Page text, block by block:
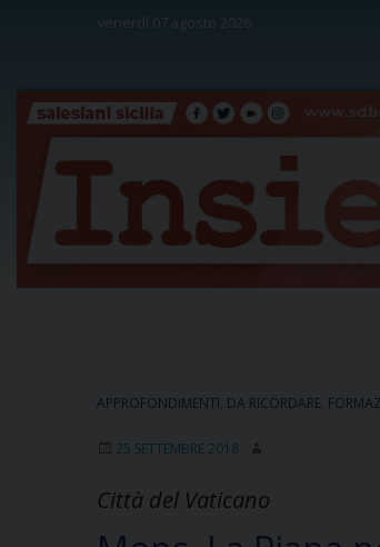
venerdì 07 agosto 2026
APPROFONDIMENTI DA RICORDARE
25 SETTEMBRE 2018
Città del Vaticano